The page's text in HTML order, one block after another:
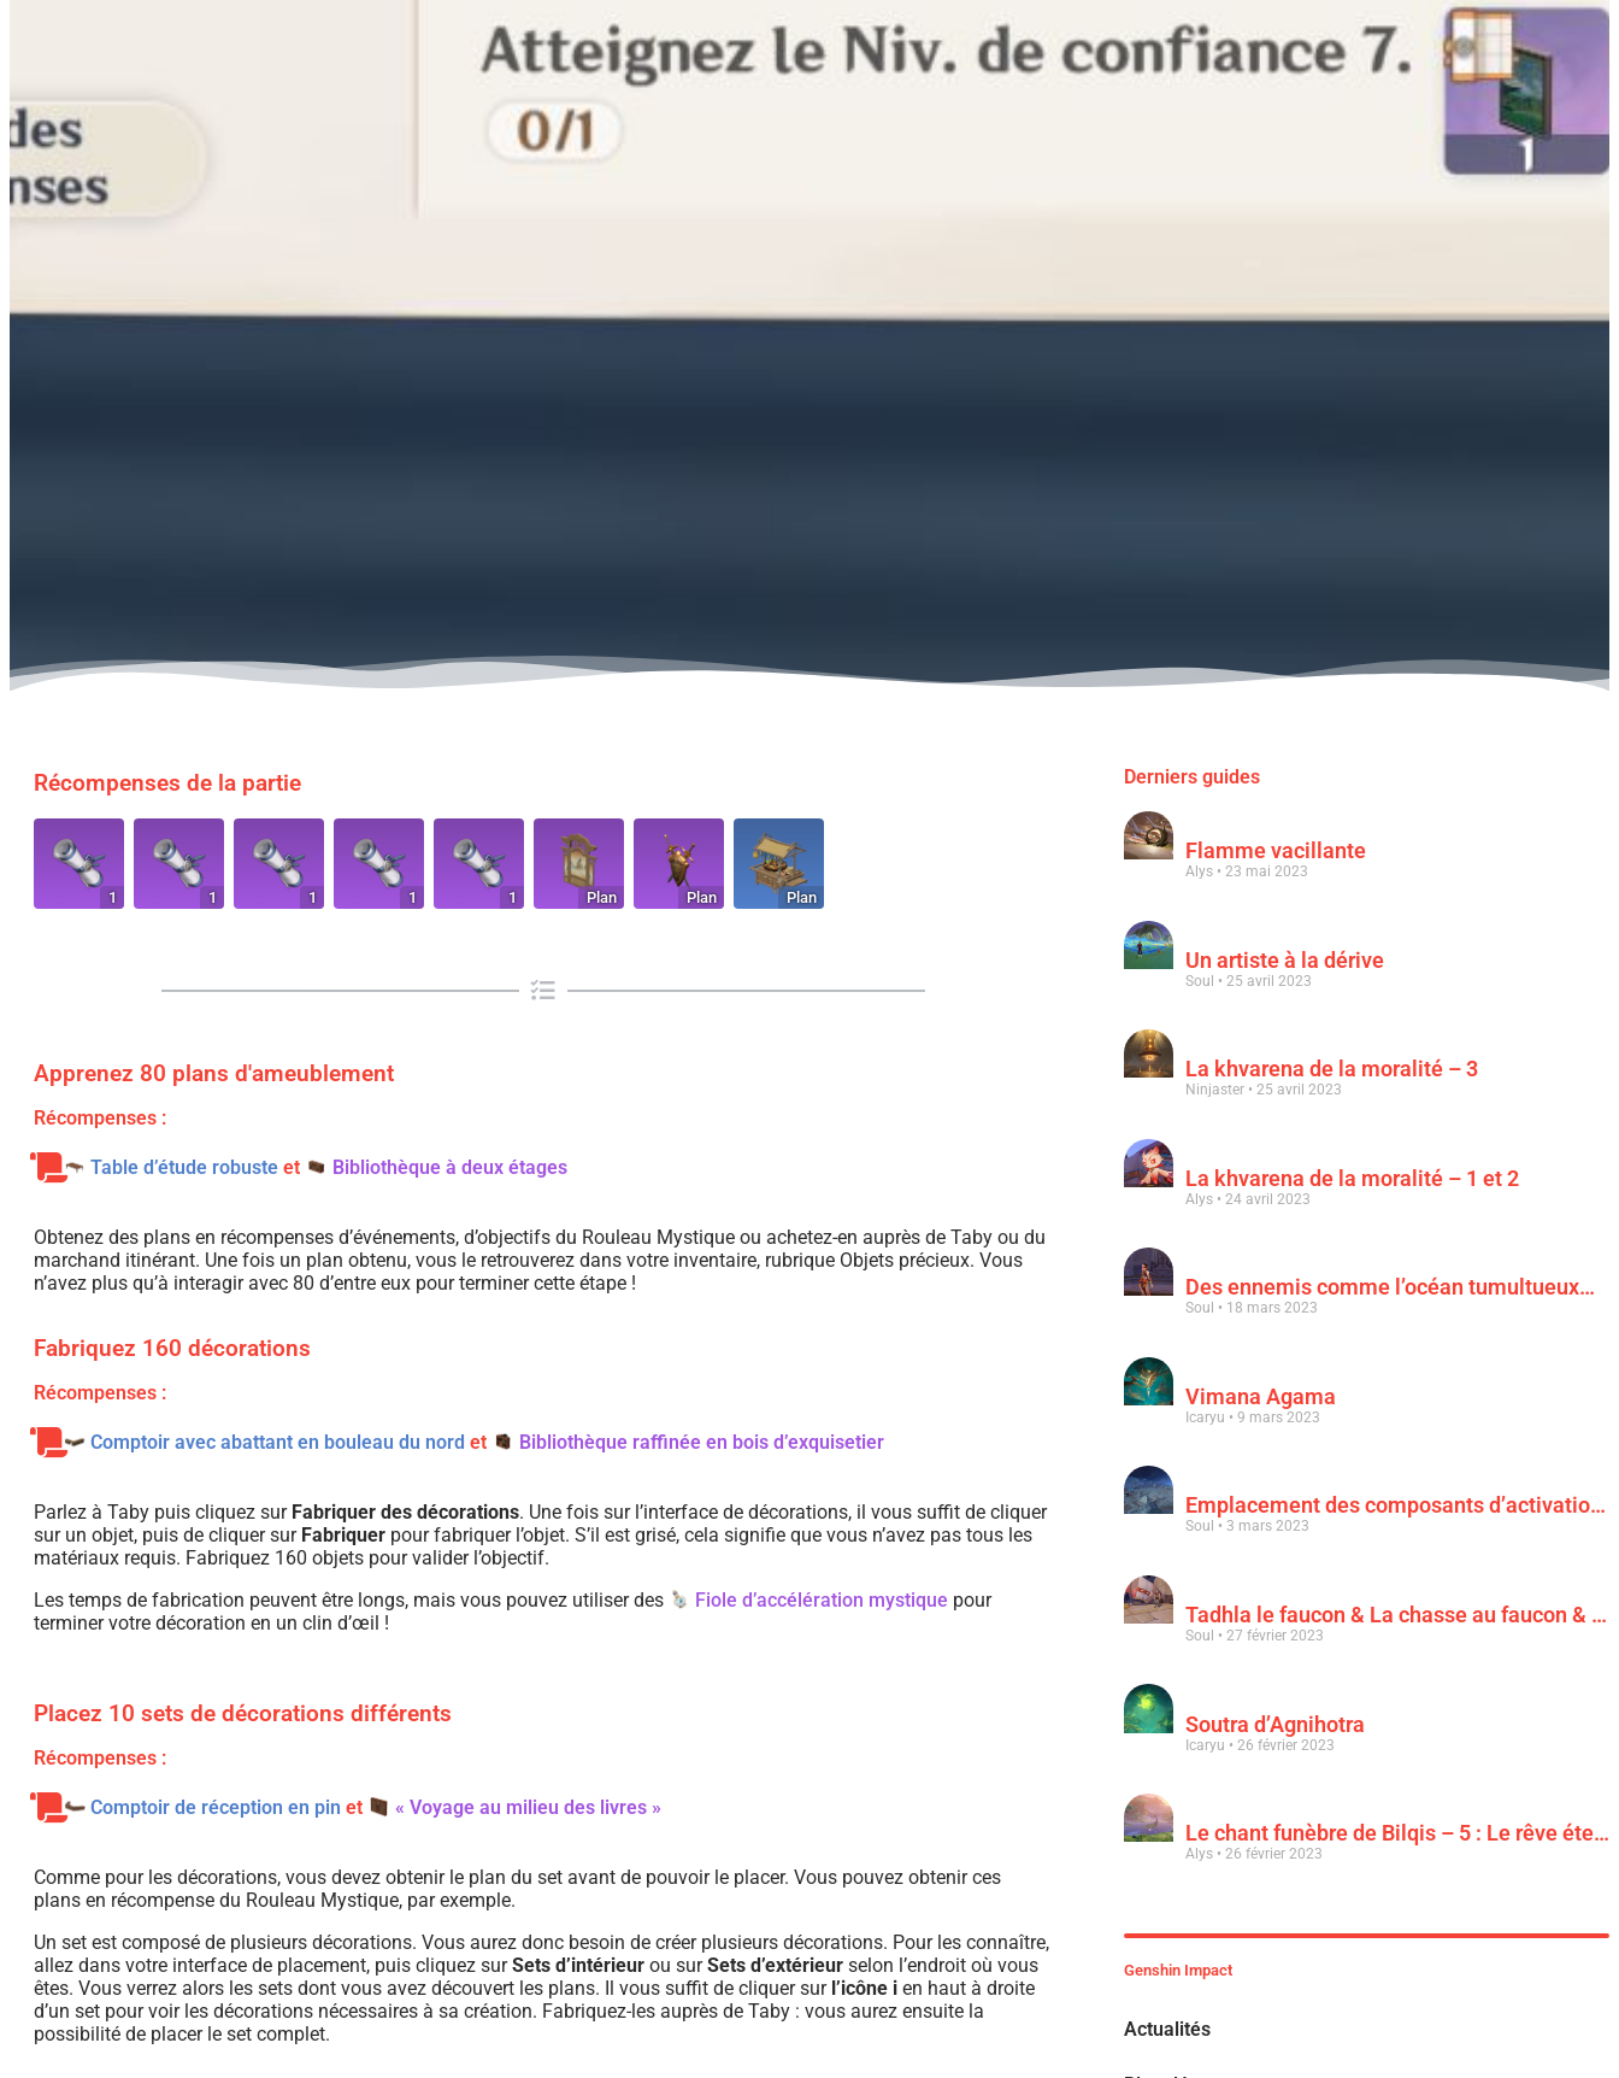
Récompenses de la partie
1 1 1 1 1 Plan Plan Plan
Apprenez 80 plans d'ameublement
Récompenses :
Table d’étude robuste et Bibliothèque à deux étages
Obtenez des plans en récompenses d’événements, d’objectifs du Rouleau Mystique ou achetez-en auprès de Taby ou du
marchand itinérant. Une fois un plan obtenu, vous le retrouverez dans votre inventaire, rubrique Objets précieux. Vous
n’avez plus qu’à interagir avec 80 d’entre eux pour terminer cette étape !
Fabriquez 160 décorations
Récompenses :
Comptoir avec abattant en bouleau du nord et Bibliothèque raffinée en bois d’exquisetier
Parlez à Taby puis cliquez sur Fabriquer des décorations. Une fois sur l’interface de décorations, il vous suffit de cliquer
sur un objet, puis de cliquer sur Fabriquer pour fabriquer l’objet. S’il est grisé, cela signifie que vous n’avez pas tous les
matériaux requis. Fabriquez 160 objets pour valider l’objectif.
Les temps de fabrication peuvent être longs, mais vous pouvez utiliser des
Fiole d’accélération mystique pour
terminer votre décoration en un clin d’œil !
Placez 10 sets de décorations différents
Récompenses :
Comptoir de réception en pin et « Voyage au milieu des livres »
Comme pour les décorations, vous devez obtenir le plan du set avant de pouvoir le placer. Vous pouvez obtenir ces
plans en récompense du Rouleau Mystique, par exemple.
Un set est composé de plusieurs décorations. Vous aurez donc besoin de créer plusieurs décorations. Pour les connaître,
allez dans votre interface de placement, puis cliquez surSets d’intérieur ou surSets d’extérieur selon l’endroit où vous
êtes. Vous verrez alors les sets dont vous avez découvert les plans. Il vous suffit de cliquer sur l’icône i en haut à droite
d’un set pour voir les décorations nécessaires à sa création. Fabriquez-les auprès de Taby : vous aurez ensuite la
possibilité de placer le set complet.
Derniers guides
Flamme vacillante
Alys 23 mai 2023
Un artiste à la dérive
Soul 25 avril 2023
La khvarena de la moralité – 3
Ninjaster 25 avril 2023
La khvarena de la moralité – 1 et 2
Alys 24 avril 2023
Des ennemis comme l’océan tumultueux…
Soul 18 mars 2023
Vimana Agama
Icaryu 9 mars 2023
Emplacement des composants d’activation & « Au clair de la lune rouge sang »
Soul 3 mars 2023
Tadhla le faucon & La chasse au faucon & Le faucon déchu
Soul 27 février 2023
Soutra d’Agnihotra
Icaryu 26 février 2023
Le chant funèbre de Bilqis – 5 : Le rêve éternel d’une luxuriance épanouie
Alys 26 février 2023
Genshin Impact
Actualités